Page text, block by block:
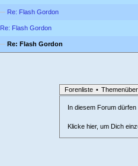
Re: Flash Gordon
Re: Flash Gordon
Re: Flash Gordon
Forenliste •
In diesem Forum
Klicke hier, um Dich